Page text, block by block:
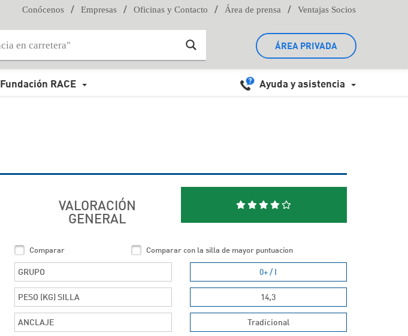
Conócenos / Empresas / Oficinas y Contacto / Área de prensa / Ventajas Socios
ÁREA PRIVADA
Fundación RACE Ayuda y asistencia
VALORACIÓN
GENERAL
Comparar Comparar con la silla de mayor puntuacion
GRUPO 0+ / I
PESO (KG) SILLA 14,3
ANCLAJE Tradicional